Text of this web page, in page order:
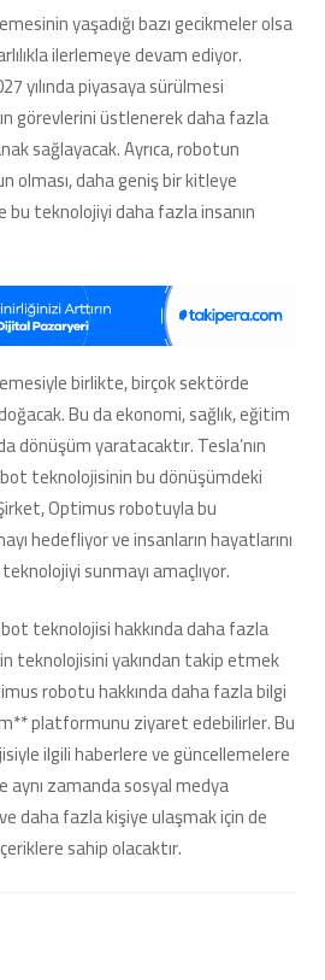
yaşadığı bazı gecikmeler olsa
ilerlemeye devam ediyor.
yılında piyasaya sürülmesi
görevlerini üstlenerek daha fazla
sağlayacak. Ayrıca, robotun
olması, daha geniş bir kitleye
bu teknolojiyi daha fazla insanın
birlikte, birçok sektörde
Bu da ekonomi, sağlık, eğitim
dönüşüm yaratacaktır. Tesla’nın
teknolojisinin bu dönüşümdeki
Optimus robotuyla bu
hedefliyor ve insanların hayatlarını
sunmayı amaçlıyor.
teknolojisi hakkında daha fazla
teknolojisini yakından takip etmek
robotu hakkında daha fazla bilgi
platformunu ziyaret edebilirler. Bu
ilgili haberlere ve güncellemelere
aynı zamanda sosyal medya
daha fazla kişiye ulaşmak için de
sahip olacaktır.